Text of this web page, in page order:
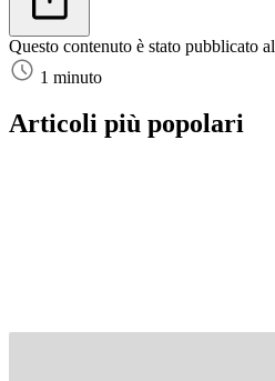
Questo contenuto è stato pubblicato al
1 minuto
Articoli più popolari